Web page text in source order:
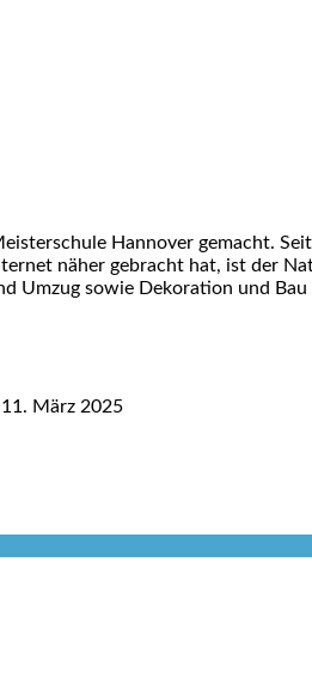
Hannover gemacht.
näher gebracht hat, ist der
Umzug sowie Dekoration und
März 2025